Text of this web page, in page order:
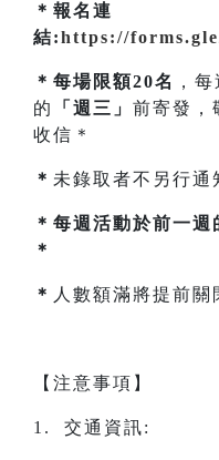
＊報名連
結:https://
＊每場限額20名
，
的
「週三」 前寄發，
收信＊
＊ 未錄取者不另行通
＊每週活動於前一
＊
＊ 人數額滿將提前關
【注意事項】
1. 交通資訊: